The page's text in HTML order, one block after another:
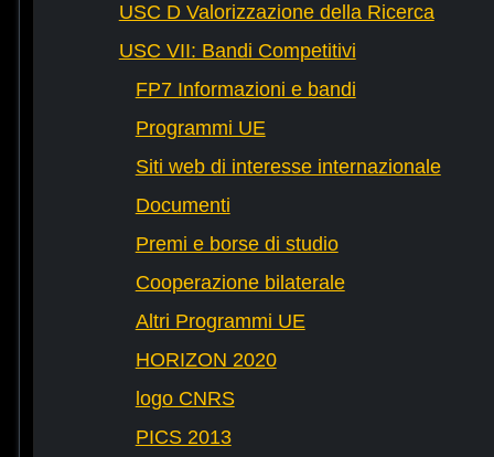
USC D Valorizzazione della Ricerca
USC VII: Bandi Competitivi
FP7 Informazioni e bandi
Programmi UE
Siti web di interesse internazionale
Documenti
Premi e borse di studio
Cooperazione bilaterale
Altri Programmi UE
HORIZON 2020
logo CNRS
PICS 2013